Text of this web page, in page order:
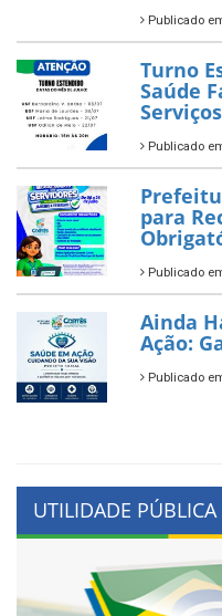
Publicado
Turno
Saúde
Publicado
para
Publicado
Ainda
Ação:
Publicado
UTILIDADE PÚBLICA